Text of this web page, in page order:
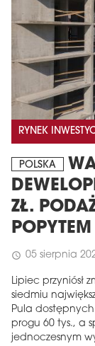
RYNEK
POLSKA
ZŁ.
POPYTEM
schedule 05 sierpnia
Lipiec przyniósł
siedmiu
Pula
progu 60 tys., a
jednoczesnym